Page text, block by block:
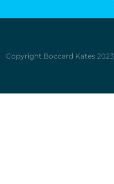
Copyright Boccard Kates 2023